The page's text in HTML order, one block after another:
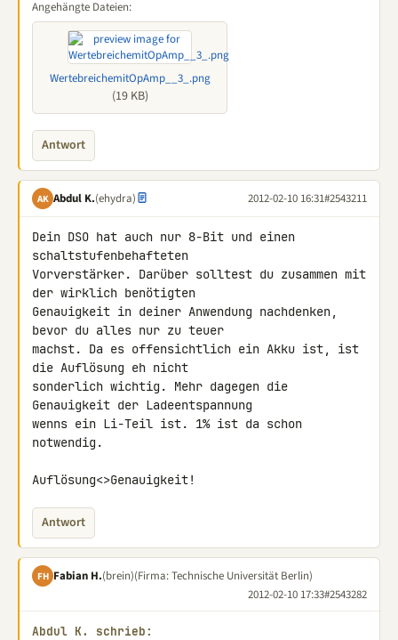
Angehängte Dateien:
WertebreichemitOpAmp__3_.png
(19 KB)
Antwort
AK Abdul K.(ehydra) 2012-02-10 16:31#2543211
Dein DSO hat auch nur 8-Bit und einen
schaltstufenbehafteten
Vorverstärker. Darüber solltest du zusammen mit
der wirklich benötigten
Genauigkeit in deiner Anwendung nachdenken,
bevor du alles nur zu teuer
machst. Da es offensichtlich ein Akku ist, ist
die Auflösung eh nicht
sonderlich wichtig. Mehr dagegen die
Genauigkeit der Ladeentspannung
wenns ein Li-Teil ist. 1% ist da schon
notwendig.
Auflösung<>Genauigkeit!
Antwort
FH Fabian H.(brein)(Firma: Technische Universität Berlin)
2012-02-10 17:33#2543282
Abdul K. schrieb: